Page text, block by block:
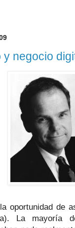
negocio
oportunidad de
La mayoría